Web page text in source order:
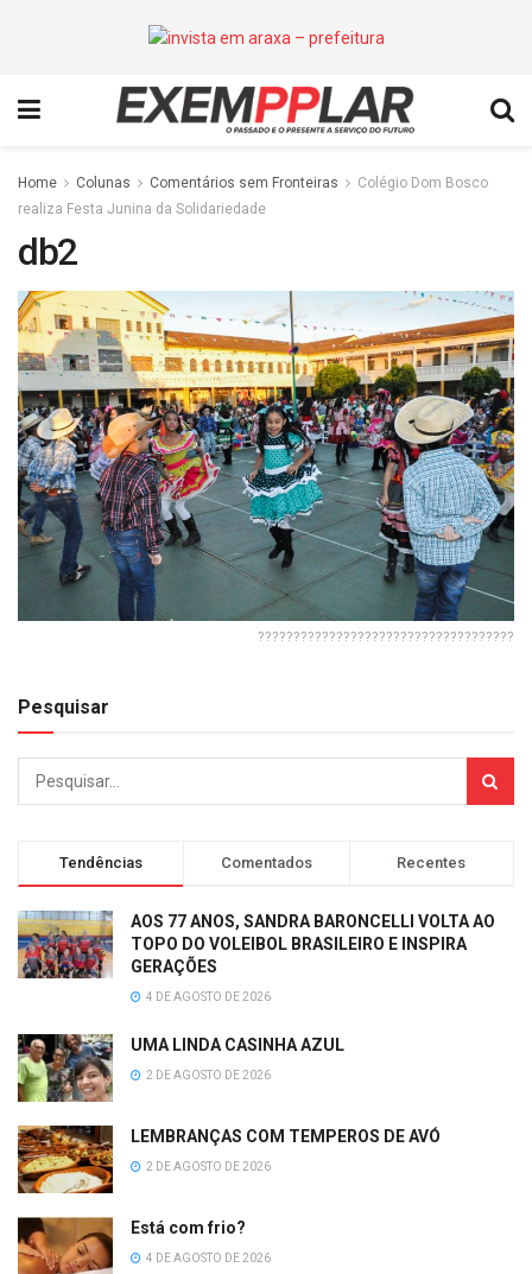
Home Colunas Comentários sem Fronteiras
Colégio Dom Bosco
realiza Festa Junina da Solidariedade
db2
????????????????????????????????????
Pesquisar
Tendências Comentados Recentes
AOS 77 ANOS, SANDRA BARONCELLI VOLTA AO
TOPO DO VOLEIBOL BRASILEIRO E INSPIRA
GERAÇÕES
4 DE AGOSTO DE 2026
UMA LINDA CASINHA AZUL
2 DE AGOSTO DE 2026
LEMBRANÇAS COM TEMPEROS DE AVÓ
2 DE AGOSTO DE 2026
Está com frio?
4 DE AGOSTO DE 2026